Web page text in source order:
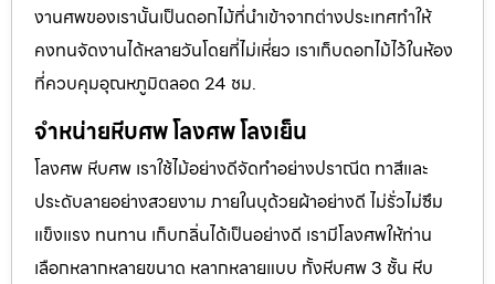
งานศพของเรานั้นเป็นดอกไม้ที่นำเข้าจากต่างประเทศทำให้
คงทนจัดงานได้หลายวันโดยที่ไม่เหี่ยว เราเก็บดอกไม้ไว้ในห้อง
ที่ควบคุมอุณหภูมิตลอด 24 ชม.
จำหน่ายหีบศพ โลงศพ โลงเย็น
โลงศพ หีบศพ เราใช้ไม้อย่างดีจัดทำอย่างปราณีต ทาสีและ
ประดับลายอย่างสวยงาม ภายในบุด้วยผ้าอย่างดี ไม่รั่วไม่ซึม
แข็งแรง ทนทาน เก็บกลิ่นได้เป็นอย่างดี เรามีโลงศพให้ท่าน
เลือกหลากหลายขนาด หลากหลายแบบ ทั้งหีบศพ 3 ชั้น หีบ